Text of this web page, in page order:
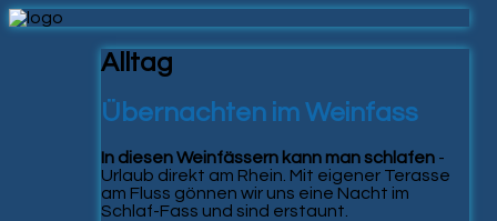
Alltag
Übernachten im Weinfass
In diesen Weinfässern kann man schlafen-
Urlaub direkt am Rhein. Mit eigener Terasse
am Fluss gönnen wir uns eine Nacht im
Schlaf-Fass und sind erstaunt.